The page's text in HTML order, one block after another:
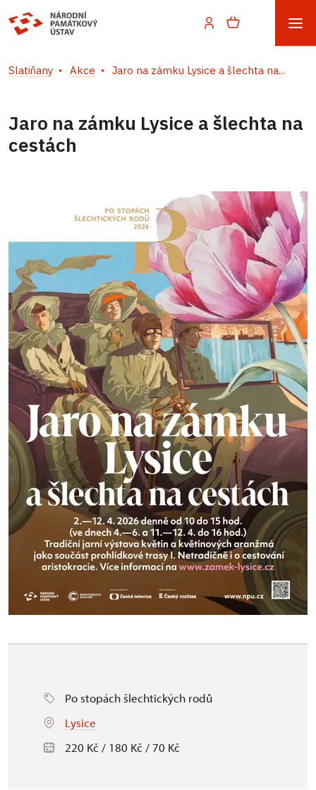
Slatiňany Akce Jaro na zámku Lysice a šlechta na...
Jaro na zámku Lysice a šlechta na
cestách
Po stopách šlechtických rodů
Lysice
220 Kč / 180 Kč / 70 Kč